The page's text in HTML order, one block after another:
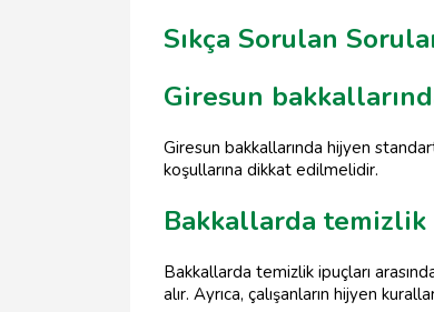
Sıkça Sorulan
Giresun
Giresun bakkallarında hijyen
koşullarına dikkat edilmelidir.
Bakkallarda
Bakkallarda temizlik ipuçları
alır. Ayrıca, çalışanların hijyen